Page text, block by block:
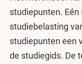
studiepunten.
studiebelasting
studiepunten een
de studiegids. De